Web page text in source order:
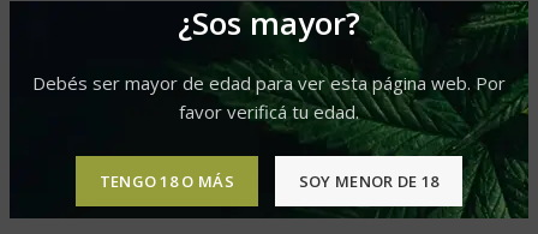
¿Sos mayor?
Debés ser mayor de edad para ver esta página web. Por
favor verificá tu edad.
TENGO 18 O MÁS SOY MENOR DE 18
INFORMACIÓN ADICIONAL
30cc